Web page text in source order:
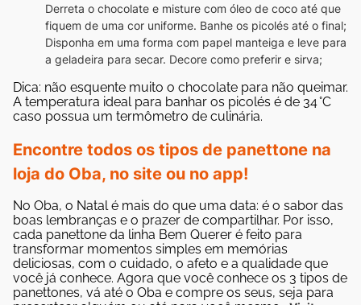
Derreta o chocolate e misture com óleo de coco até que
fiquem de uma cor uniforme. Banhe os picolés até o final;
Disponha em uma forma com papel manteiga e leve para
a geladeira para secar. Decore como preferir e sirva;
Dica: não esquente muito o chocolate para não queimar.
A temperatura ideal para banhar os picolés é de 34 °C
caso possua um termômetro de culinária.
Encontre todos os tipos de panettone na
loja do Oba, no site ou no app!
No Oba, o Natal é mais do que uma data: é o sabor das
boas lembranças e o prazer de compartilhar. Por isso,
cada panettone da linha Bem Querer é feito para
transformar momentos simples em memórias
deliciosas, com o cuidado, o afeto e a qualidade que
você já conhece. Agora que você conhece os 3 tipos de
panettones, vá até o Oba e compre os seus, seja para